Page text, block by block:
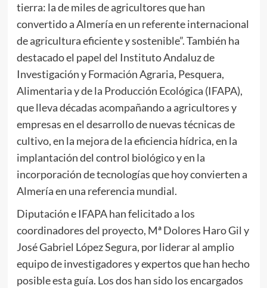
tierra: la de miles de agricultores que han
convertido a Almería en un referente internacional
de agricultura eficiente y sostenible”. También ha
destacado el papel del Instituto Andaluz de
Investigación y Formación Agraria, Pesquera,
Alimentaria y de la Producción Ecológica (IFAPA),
que lleva décadas acompañando a agricultores y
empresas en el desarrollo de nuevas técnicas de
cultivo, en la mejora de la eficiencia hídrica, en la
implantación del control biológico y en la
incorporación de tecnologías que hoy convierten a
Almería en una referencia mundial.
Diputación e IFAPA han felicitado a los
coordinadores del proyecto, Mª Dolores Haro Gil y
José Gabriel López Segura, por liderar al amplio
equipo de investigadores y expertos que han hecho
posible esta guía. Los dos han sido los encargados